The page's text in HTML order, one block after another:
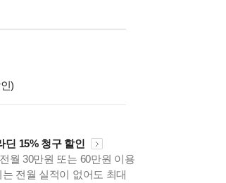
)
딘 15% 청구 할인
월 30만원 또는 60만원 이용
전월 실적이 없어도 최대